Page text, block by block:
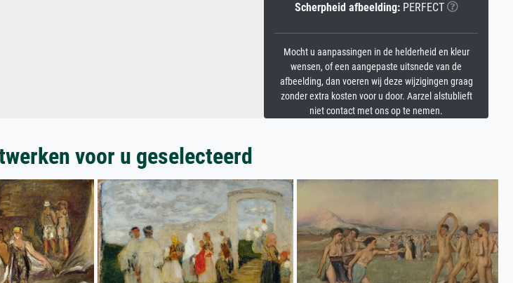
Scherpheid afbeelding:PERFECT
Mocht u aanpassingen in de helderheid en kleur
wensen, of een aangepaste uitsnede van de
afbeelding, dan voeren wij deze wijzigingen graag
zonder extra kosten voor u door. Aarzel alstublieft
niet contact met ons op te nemen.
voor u geselecteerd